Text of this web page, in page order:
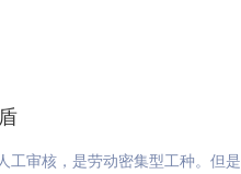
工审核，是劳动密集型工种。但